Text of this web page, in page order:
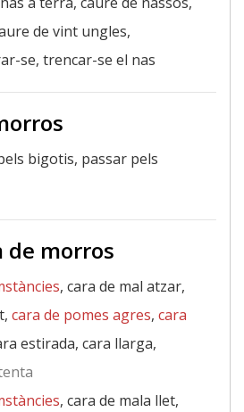
de vint ungles,
se, trencar-se el nas
bigotis, passar pels
de morros
, cara de mal atzar,
cara de pomes agres, cara
estirada, cara llarga,
, cara de mala llet,